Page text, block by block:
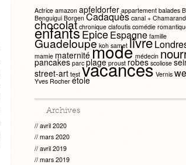
Actrice amazon apfeldorfer appartement balades
Benguigui Borgen Cadaquès canal +
chocolat chronique clafoutis comédie
enfantsEpiceEspagne famille
Guadeloupe koh samet livre
mamie maternité mode médecin
pancakes parc plage proust robes scoliose
street-art test vacances Vernis
Yves Rocher étole
Archives
avril 2020
mars 2020
avril 2019
mars 2019